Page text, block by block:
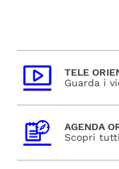
TELE
Guarda i
AGENDA
Scopri